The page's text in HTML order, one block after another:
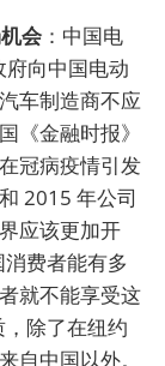
会 ：中国电
府向中国电动
车制造商不应
《金融时报》
冠病疫情引发
2015 年公司
应该更加开
费者能有多
就不能享受这
除了在纽约
自中国以外。